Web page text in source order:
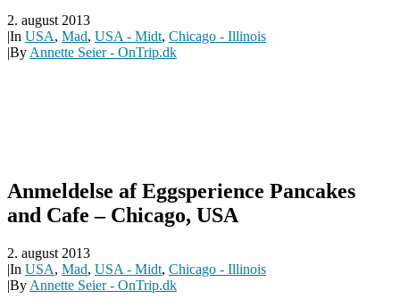
2. august 2013
|In USA, Mad, USA - Midt, Chicago - Illinois
|By Annette Seier - OnTrip.dk
Anmeldelse af Eggsperience Pancakes
and Cafe – Chicago, USA
2. august 2013
|In USA, Mad, USA - Midt, Chicago - Illinois
|By Annette Seier - OnTrip.dk